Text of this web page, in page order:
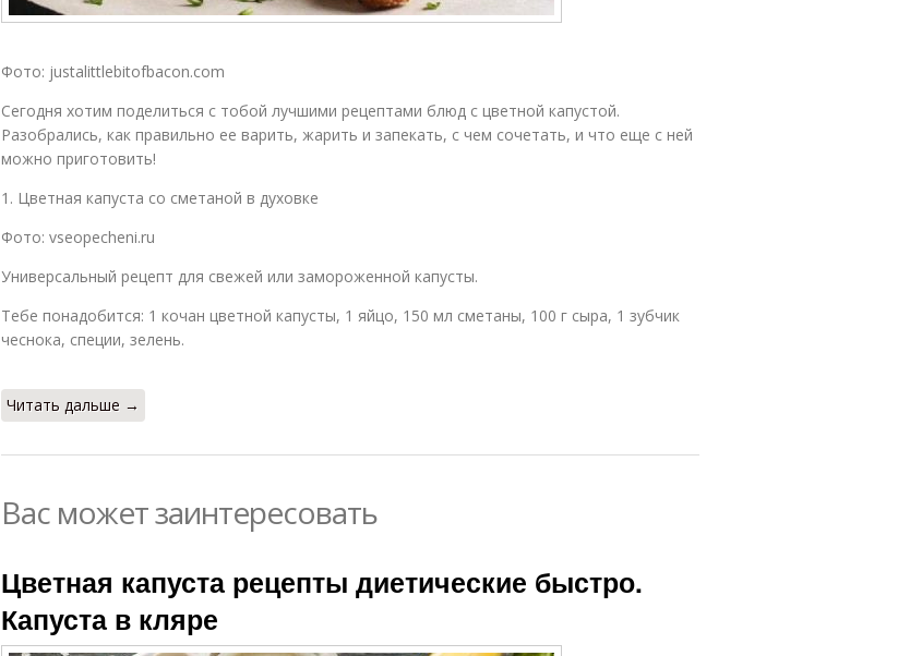
Фото: justalittlebitofbacon.com
Сегодня хотим поделиться с тобой лучшими рецептами блюд с цветной капустой.
Разобрались, как правильно ее варить, жарить и запекать, с чем сочетать, и что еще с ней
можно приготовить!
1. Цветная капуста со сметаной в духовке
Фото: vseopecheni.ru
Универсальный рецепт для свежей или замороженной капусты.
Тебе понадобится: 1 кочан цветной капусты, 1 яйцо, 150 мл сметаны, 100 г сыра, 1 зубчик
чеснока, специи, зелень.
Читать дальше →
Вас может заинтересовать
Цветная капуста рецепты диетические быстро.
Капуста в кляре